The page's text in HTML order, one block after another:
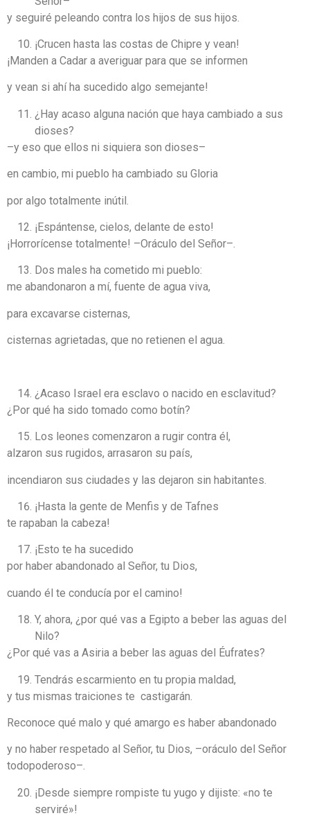
y seguiré peleando contra los hijos de sus hijos.
¡Crucen hasta las costas de Chipre y vean!
¡Manden a Cadar a averiguar para que se informen
y vean si ahí ha sucedido algo semejante!
¿Hay acaso alguna nación que haya cambiado a sus
dioses?
–y eso que ellos ni siquiera son dioses–
en cambio, mi pueblo ha cambiado su Gloria
por algo totalmente inútil.
¡Espántense, cielos, delante de esto!
¡Horrorícense totalmente! –Oráculo del Señor–.
Dos males ha cometido mi pueblo:
me abandonaron a mí, fuente de agua viva,
para excavarse cisternas,
cisternas agrietadas, que no retienen el agua.
¿Acaso Israel era esclavo o nacido en esclavitud?
¿Por qué ha sido tomado como botín?
Los leones comenzaron a rugir contra él,
alzaron sus rugidos, arrasaron su país,
incendiaron sus ciudades y las dejaron sin habitantes.
¡Hasta la gente de Menfis y de Tafnes
te rapaban la cabeza!
¡Esto te ha sucedido
por haber abandonado al Señor, tu Dios,
cuando él te conducía por el camino!
Y, ahora, ¿por qué vas a Egipto a beber las aguas del
Nilo?
¿Por qué vas a Asiria a beber las aguas del Éufrates?
Tendrás escarmiento en tu propia maldad,
y tus mismas traiciones te castigarán.
Reconoce qué malo y qué amargo es haber abandonado
y no haber respetado al Señor, tu Dios, –oráculo del Señor
todopoderoso­­–.
¡Desde siempre rompiste tu yugo y dijiste: «no te
serviré»!